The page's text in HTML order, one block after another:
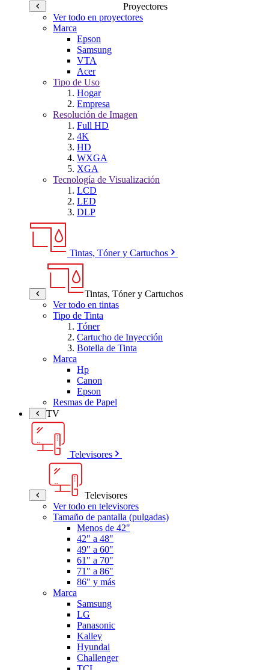
Proyectores
Ver todo en proyectores
Marca
Epson
Samsung
VTA
Acer
Tipo de Uso
Hogar
Empresa
Resolución de Imagen
Full HD
4K
HD
WXGA
XGA
Tecnología de Visualización
LCD
LED
DLP
Tintas, Tóner y Cartuchos
Tintas, Tóner y Cartuchos
Ver todo en tintas
Tipo de Tinta
Tóner
Cartucho de Inyección
Botella de Tinta
Marca
Hp
Canon
Epson
Resmas de Papel
TV
Televisores
Televisores
Ver todo en televisores
Tamaño de pantalla (pulgadas)
Menos de 42"
42" a 48"
49" a 60"
61" a 70"
71" a 86"
86" y más
Marca
Samsung
LG
Panasonic
Kalley
Hyundai
Challenger